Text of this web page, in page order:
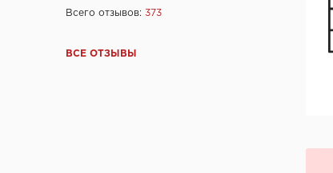
OOO "Союз-Экспорт", Тайвань
Ltd "Archie", Испания
Всего отзывов: 373
ВСЕ ОТЗЫВЫ